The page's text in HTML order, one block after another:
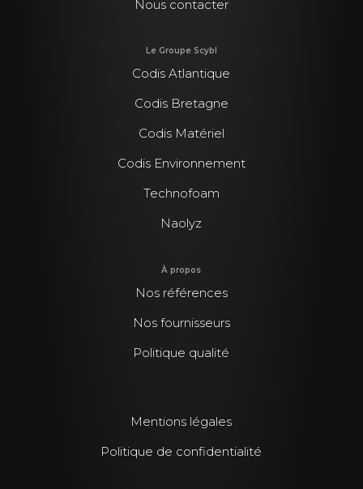
Nous contacter
Le Groupe Scybl
Codis Atlantique
Codis Bretagne
Codis Matériel
Codis Environnement
Technofoam
Naolyz
À propos
Nos références
Nos fournisseurs
Politique qualité
Mentions légales
Politique de confidentialité